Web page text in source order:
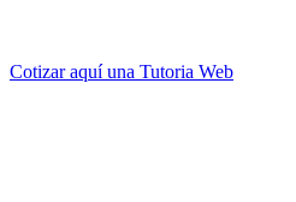
Cotizar aquí una Tutoria Web